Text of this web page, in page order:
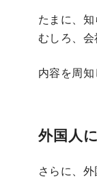
たまに、
むしろ、会
内容を周知
外国人
さらに、